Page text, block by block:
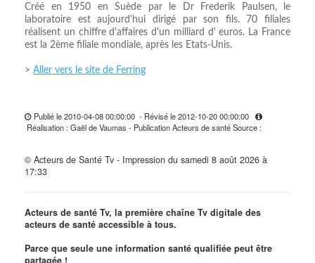
Créé en 1950 en Suède par le Dr Frederik Paulsen, le
laboratoire est aujourd'hui dirigé par son fils. 70 filiales
réalisent un chiffre d'affaires d'un milliard d' euros. La France
est la 2ème filiale mondiale, après les Etats-Unis.
> Aller vers le site de Ferring
Publié le 2010-04-08 00:00:00 - Révisé le 2012-10-20 00:00:00
Réalisation : Gaël de Vaumas - Publication Acteurs de santé Source :
© Acteurs de Santé Tv - Impression du samedi 8 août 2026 à
17:33
Acteurs de santé Tv, la première chaîne Tv digitale des
acteurs de santé accessible à tous.
Parce que seule une information santé qualifiée peut être
partagée !